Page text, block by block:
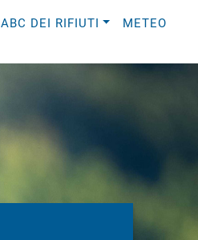
ABC DEI RIFIUTI METEO